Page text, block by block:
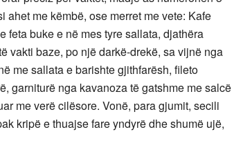
me këmbë, ose merret me vete: Kafe
feta buke e në mes tyre sallata, djathëra
vakti baze, po një darkë-drekë, sa vijnë nga
me sallata e barishte gjithfarësh, fileto
garniturë nga kavanoza të gatshme me salcë
me verë cilësore. Vonë, para gjumit, secili
kripë e thuajse fare yndyrë dhe shumë ujë,